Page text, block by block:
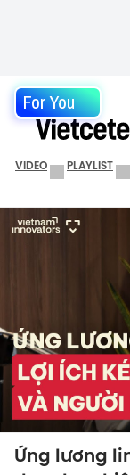
For You
VIDEO PLAYLIST
Ứng lương